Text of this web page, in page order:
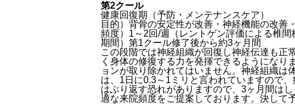
第2クール
健康回復期（予防・メンテナンスケア）
目的）背骨の安定性が改善・神経機能の改善
頻度）1～2回/週（レントゲン評価による椎間
期間）第1クール修了後から約3ヶ月間
この段階では神経組織が回復し神経伝達も正
く身体の修復する力を発揮できるようにな
ョンが取り除かれてはいません。神経組織
は、1日に0.3～1ミリと言われていますので
はぶり返す恐れがありますので、3ヶ月間は
適な来院頻度をご提案しております。決して